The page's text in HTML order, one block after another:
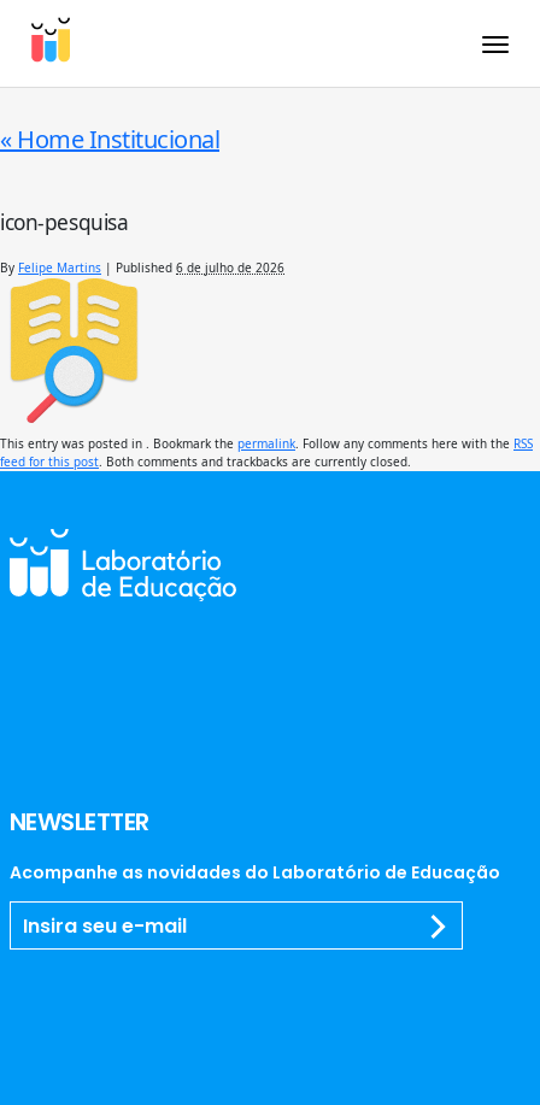
« Home Institucional
icon-pesquisa
By Felipe Martins | Published 6 de julho de 2026
This entry was posted in . Bookmark the permalink . Follow any comments here with the RSS
feed for this post . Both comments and trackbacks are currently closed.
NEWSLETTER
Acompanhe as novidades do Laboratório de Educação